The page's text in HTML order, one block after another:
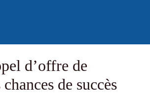
d’offre de
de succès